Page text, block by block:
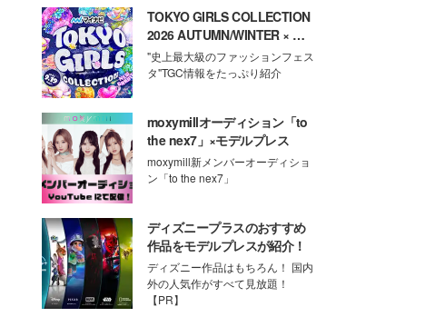
TOKYO GIRLS COLLECTION
2026 AUTUMN/WINTER × モ
デルプレス
"史上最大級のファッションフェス
タ"TGC情報をたっぷり紹介
moxymillオーディション「to
the nex7」×モデルプレス
moxymill新メンバーオーディショ
ン「to the nex7」
ディズニープラスのおすすめ
作品をモデルプレスが紹介！
ディズニー作品はもちろん！ 国内
外の人気作がすべて見放題！
【PR】